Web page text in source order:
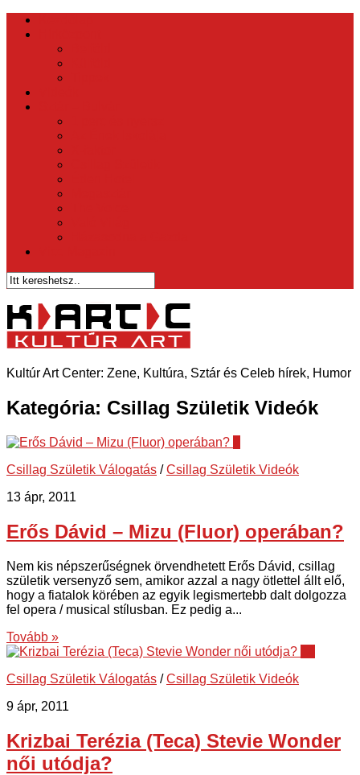
Kultúr Art Center: Zene, Kultúra, Sztár és Celeb hírek, Humor
Kategória: Csillag Születik Videók
Csillag Születik Válogatás /Csillag Születik Videók
13 ápr, 2011
Erős Dávid – Mizu (Fluor) operában?
Nem kis népszerűségnek örvendhetett Erős Dávid, csillag
születik versenyző sem, amikor azzal a nagy ötlettel állt elő,
hogy a fiatalok körében az egyik legismertebb dalt dolgozza
fel opera / musical stílusban. Ez pedig a...
Tovább »
Csillag Születik Válogatás /Csillag Születik Videók
9 ápr, 2011
Krizbai Terézia (Teca) Stevie Wonder
női utódja?